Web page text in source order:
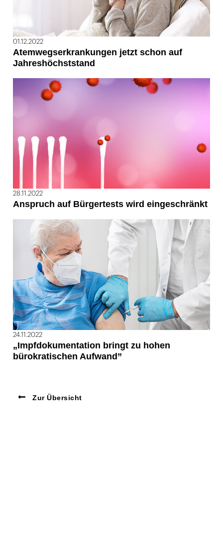
01.12.2022
Atemwegserkrankungen jetzt schon auf
Jahreshöchststand
28.11.2022
Anspruch auf Bürgertests wird eingeschränkt
24.11.2022
„Impfdokumentation bringt zu hohen
bürokratischen Aufwand”
Zur Übersicht